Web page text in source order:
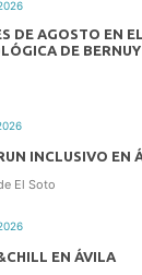
DE AGOSTO EN
DE
INCLUSIVO EN
El Soto
EN ÁVILA